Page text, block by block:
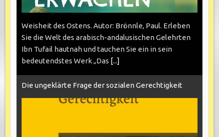
Weisheit des Ostens. Autor: Brönnle, Paul. Erleben
Sie die Welt des arabisch-andalusischen Gelehrten
Ibn Tufail hautnah und tauchen Sie ein in sein
bedeutendstes Werk „Das [...]
Die ungeklärte Frage der sozialen Gerechtigkeit